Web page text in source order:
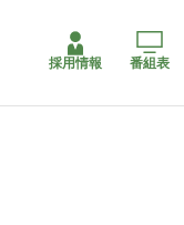
採用情報 番組表